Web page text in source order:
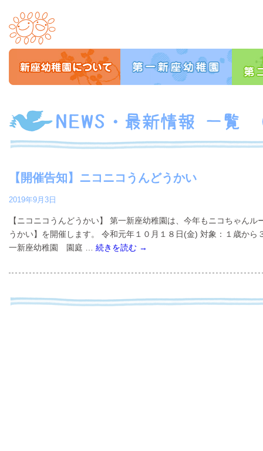
【開催告知】ニコニコうんどうかい
2019年9月3日
【ニコニコうんどうかい】 第一新座幼稚園は、今年もニコちゃん
うかい】を開催します。 令和元年１０月１８日(金) 対象：１歳か
一新座幼稚園 園庭 … 続きを読む →